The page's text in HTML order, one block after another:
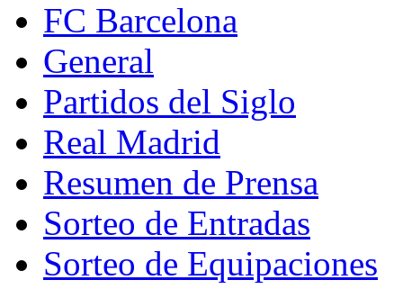
FC Barcelona
General
Partidos del Siglo
Real Madrid
Resumen de Prensa
Sorteo de Entradas
Sorteo de Equipaciones